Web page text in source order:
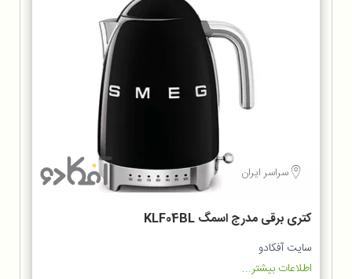
سراسر ایران
کتری برقی مدرج اسمگ KLF04BL
سایت آفکادو
اطلاعات بیشتر...